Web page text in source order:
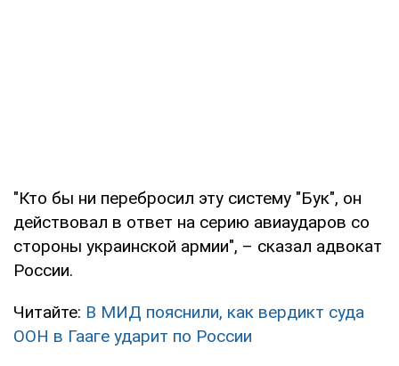
"Кто бы ни перебросил эту систему "Бук", он
действовал в ответ на серию авиаударов со
стороны украинской армии", – сказал адвокат
России.
Читайте: В МИД пояснили, как вердикт суда
ООН в Гааге ударит по России